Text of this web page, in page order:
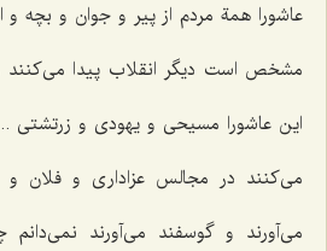
عاشورا همة مردم از پیر و جوان و بچه و
مشخص است دیگر انقلاب پیدا می‌كنند
این عاشورا مسیحی و یهودی و زرتشتی
می‌كنند در مجالس عزاداری و فلان و
می‌آورند و گوسفند می‌آورند